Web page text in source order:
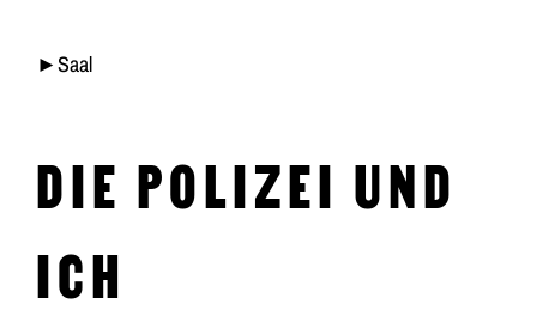
►Saal
DIE POLIZEI UND
ICH